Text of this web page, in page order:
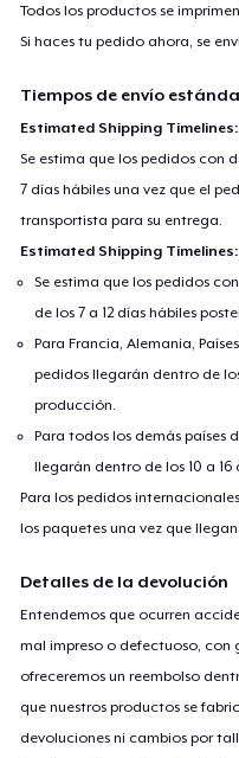
Todos los productos se
Si haces tu pedido ahora, se
Tiempos de envío
Estimated Shipping
Se estima que los pedidos con
7 días hábiles una vez que el
transportista para su entrega.
Estimated Shipping
Se estima que los pedidos
de los 7 a 12 días hábiles
Para Francia, Alemania,
pedidos llegarán dentro de
producción.
Para todos los demás países
llegarán dentro de los 10 a
Para los pedidos
los paquetes una vez que
Detalles de la devolución
Entendemos que ocurren
mal impreso o defectuoso, con
ofreceremos un reembolso
que nuestros productos se
devoluciones ni cambios por